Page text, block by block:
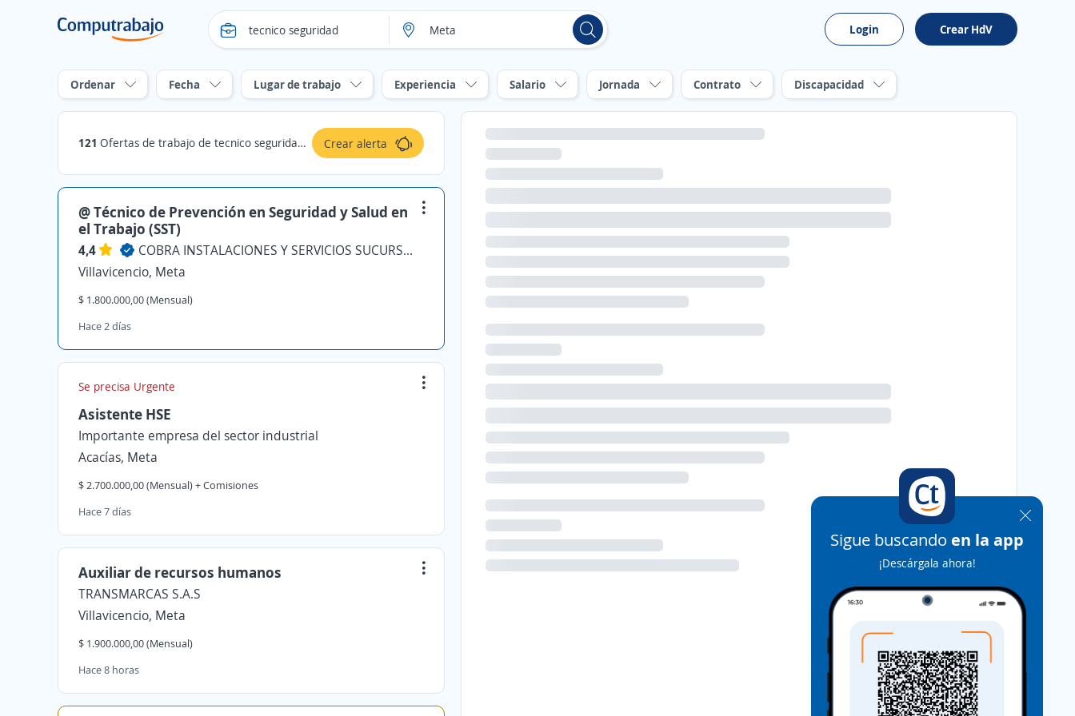
Login Crear HdV
Ordenar Fecha Lugar de trabajo Experiencia Salario Jornada Contrato Discapacidad
121 Ofertas de trabajo de tecnico seguridad en Meta Crear alerta
@ Técnico de Prevención en Seguridad y Salud en
el Trabajo (SST)
4,4
COBRA INSTALACIONES Y SERVICIOS SUCURSAL S.A
Villavicencio, Meta
$ 1.800.000,00 (Mensual)
Hace 2 días
Se precisa Urgente
Asistente HSE
Importante empresa del sector industrial
Acacías, Meta
$ 2.700.000,00 (Mensual) + Comisiones
Hace 7 días
Auxiliar de recursos humanos
TRANSMARCAS S.A.S
Villavicencio, Meta
$ 1.900.000,00 (Mensual)
Hace 8 horas
Sigue buscando en la app
¡Descárgala ahora!